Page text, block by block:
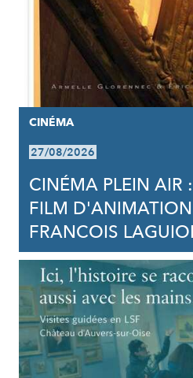
CINÉMA
27/08/2026
CINÉMA PLEIN AIR
FILM
FRANCOIS